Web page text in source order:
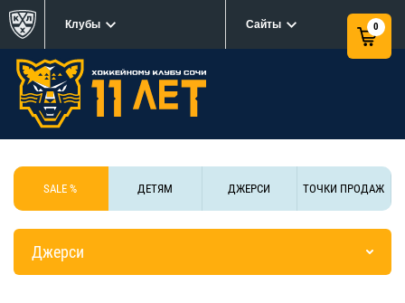
Клубы Сайты 0
SALE % ДЕТЯМ ДЖЕРСИ ТОЧКИ ПРОДАЖ
Джерси